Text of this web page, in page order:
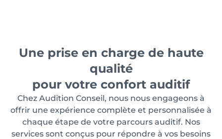
Une prise en charge de haute
qualité
pour votre confort auditif
Chez Audition Conseil, nous nous engageons à
offrir une expérience complète et personnalisée à
chaque étape de votre parcours auditif. Nos
services sont conçus pour répondre à vos besoins